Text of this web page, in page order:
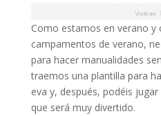
Como estamos en verano y
campamentos de verano,
para hacer manualidades
traemos una plantilla para
eva y, después, podéis
que será muy divertido.